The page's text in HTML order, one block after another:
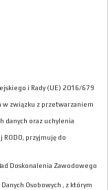
i Rady (UE) 2016/679
w związku z przetwarzaniem
danych oraz uchylenia
przyjmuję do
Doskonalenia Zawodowego
Osobowych , z którym